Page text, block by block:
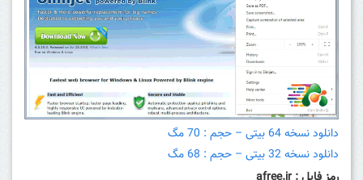
دانلود نسخه 64 بیتی – حجم : 70 مگ
دانلود نسخه 32 بیتی – حجم : 68 مگ